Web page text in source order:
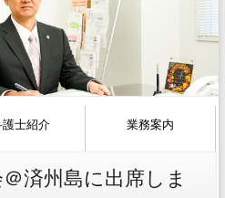
護士紹介 業務案内
済州島に出席しま